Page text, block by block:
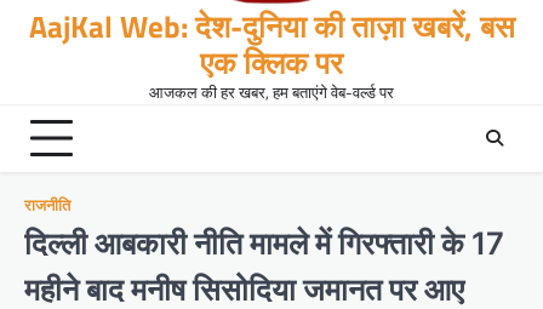
AajKal Web: देश-दुनिया की ताज़ा खबरें, बस
एक क्लिक पर
आजकल की हर खबर, हम बताएंगे वेब-वर्ल्ड पर
राजनीति
दिल्ली आबकारी नीति मामले में गिरफ्तारी के 17
महीने बाद मनीष सिसोदिया जमानत पर आए